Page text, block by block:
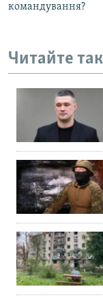
командування?
Читайте